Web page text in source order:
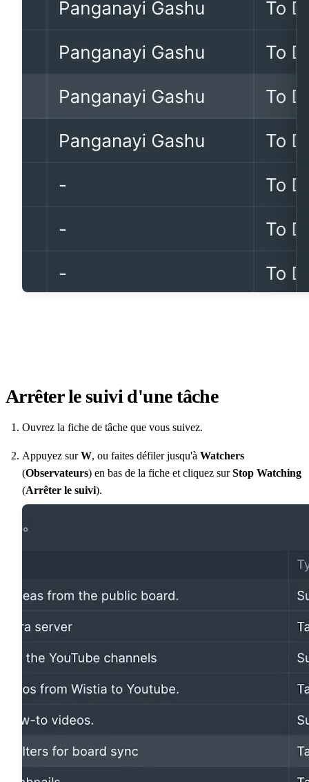
Arrêter le suivi d'une tâche
Ouvrez la fiche de tâche que vous suivez.
Appuyez surW, ou faites défiler jusqu'à Watchers
(Observateurs) en bas de la fiche et cliquez surStop Watching
(Arrêter le suivi).